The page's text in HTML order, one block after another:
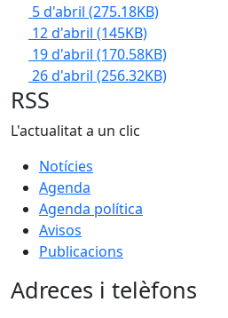
5 d'abril (275.18KB)
12 d'abril (145KB)
19 d'abril (170.58KB)
26 d'abril (256.32KB)
RSS
L'actualitat a un clic
Notícies
Agenda
Agenda política
Avisos
Publicacions
Adreces i telèfons